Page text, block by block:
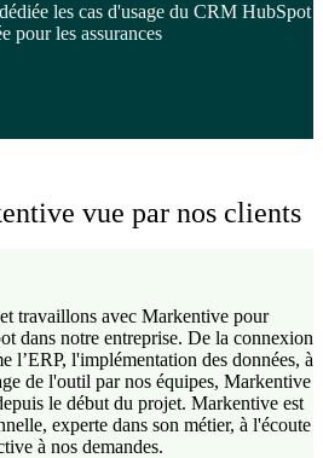
les cas d'usage du CRM HubSpot
pour les assurances
vue par nos clients
travaillons avec Markentive pour
dans notre entreprise. De la connexion
l’ERP, l'implémentation des données, à
de l'outil par nos équipes, Markentive
le début du projet. Markentive est
experte dans son métier, à l'écoute
à nos demandes.